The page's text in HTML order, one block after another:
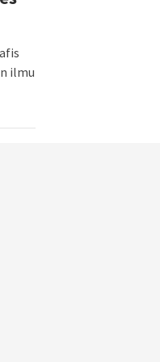
ilmu